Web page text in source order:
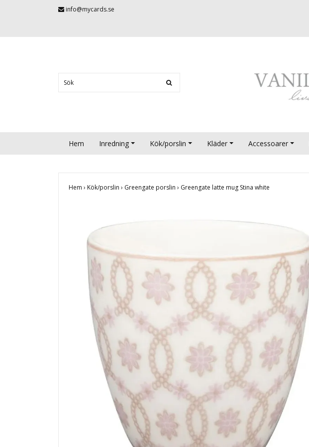
info@mycards.se
Hem Inredning Kök/porslin Kläder Accessoarer
Hem › Kök/porslin › Greengate porslin › Greengate latte mug Stina white